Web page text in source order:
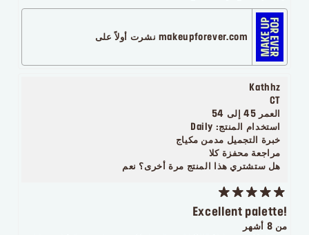
makeupforever.com نشرت أولاً على
Kathhz
CT
العمر 45 إلى 54
استخدام المنتج: Daily
خبرة التجميل مدمن مكياج
مراجعة محفزة كلا
هل ستشتري هذا المنتج مرة أخرى؟ نعم
Excellent palette!
من 8 أشهر